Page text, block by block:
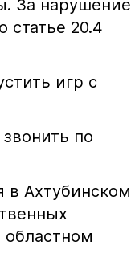
За нарушение
20.4
игр с
по
в Ахтубинском